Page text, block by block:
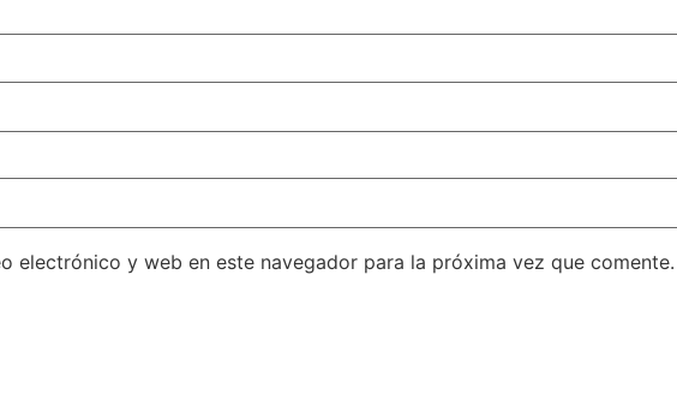
electrónico y web en este navegador para la próxima vez que comente.